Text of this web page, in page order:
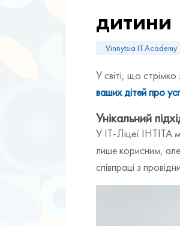
дитини
Vinnytsia IT Academy
У світі, що стрімко
ваших дітей про
Унікальний
У ІТ-Ліцеї ІНТІТА
лише корисним,
співпраці з